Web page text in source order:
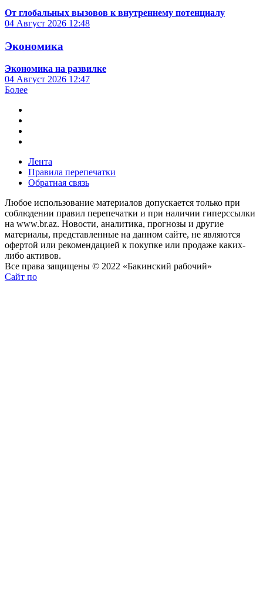
От глобальных вызовов к внутреннему потенциалу
04 Август 2026 12:48
Экономика
Экономика на развилке
04 Август 2026 12:47
Более
Лента
Правила перепечатки
Обратная связь
Любое использование материалов допускается только при
соблюдении правил перепечатки и при наличии гиперссылки
на www.br.az. Новости, аналитика, прогнозы и другие
материалы, представленные на данном сайте, не являются
офертой или рекомендацией к покупке или продаже каких-
либо активов.
Все права защищены © 2022 «Бакинский рабочий»
Сайт по